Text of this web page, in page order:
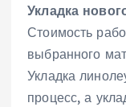
Укладка
Стоимость
выбранного
Укладка
процесс‚ а